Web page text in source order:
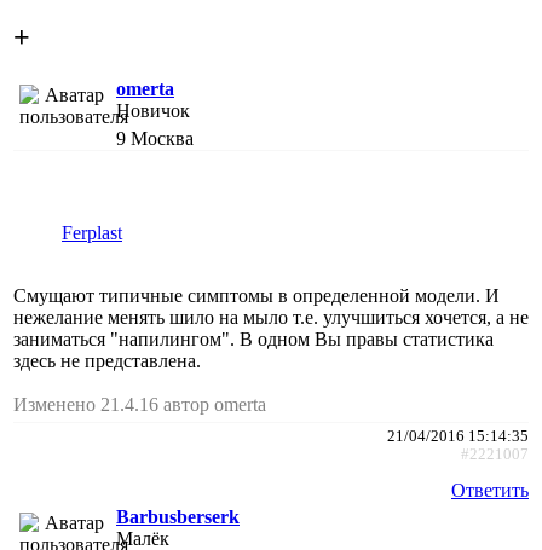
+
omerta
Новичок
9 Москва
Ferplast
Смущают типичные симптомы в определенной модели. И
нежелание менять шило на мыло т.е. улучшиться хочется, а не
заниматься "напилингом". В одном Вы правы статистика
здесь не представлена.
Изменено 21.4.16 автор omerta
21/04/2016 15:14:35
#2221007
Ответить
Barbusberserk
Малёк